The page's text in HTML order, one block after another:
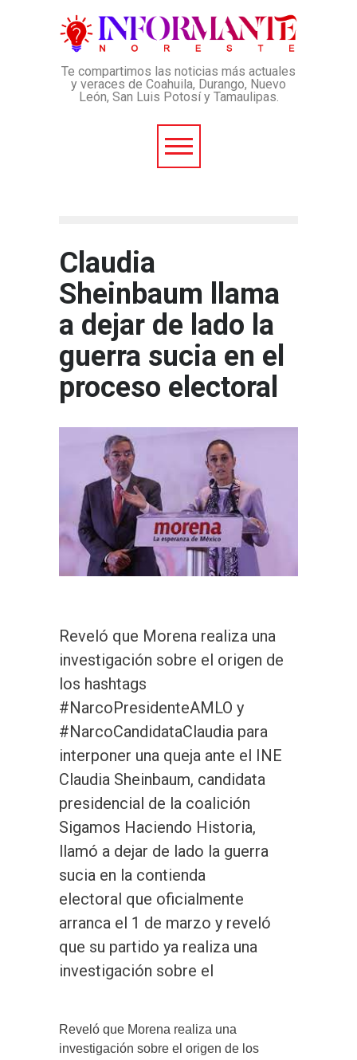
Te compartimos las noticias más actuales
y veraces de Coahuila, Durango, Nuevo
León, San Luis Potosí y Tamaulipas.
Claudia
Sheinbaum llama
a dejar de lado la
guerra sucia en el
proceso electoral
Reveló que Morena realiza una
investigación sobre el origen de
los hashtags
#NarcoPresidenteAMLO y
#NarcoCandidataClaudia para
interponer una queja ante el INE
Claudia Sheinbaum, candidata
presidencial de la coalición
Sigamos Haciendo Historia,
llamó a dejar de lado la guerra
sucia en la contienda
electoral que oficialmente
arranca el 1 de marzo y reveló
que su partido ya realiza una
investigación sobre el
Reveló que Morena realiza una
investigación sobre el origen de los